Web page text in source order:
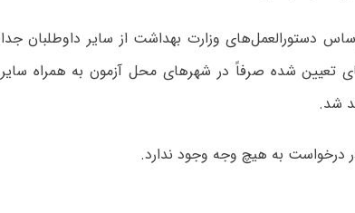
دستورالعمل‌های وزارت بهداشت از سایر داوطلبان جدا
تعیین شده صرفاً در شهرهای محل آزمون به همراه سایر
شد.
درخواست به هیچ وجه وجود ندارد.